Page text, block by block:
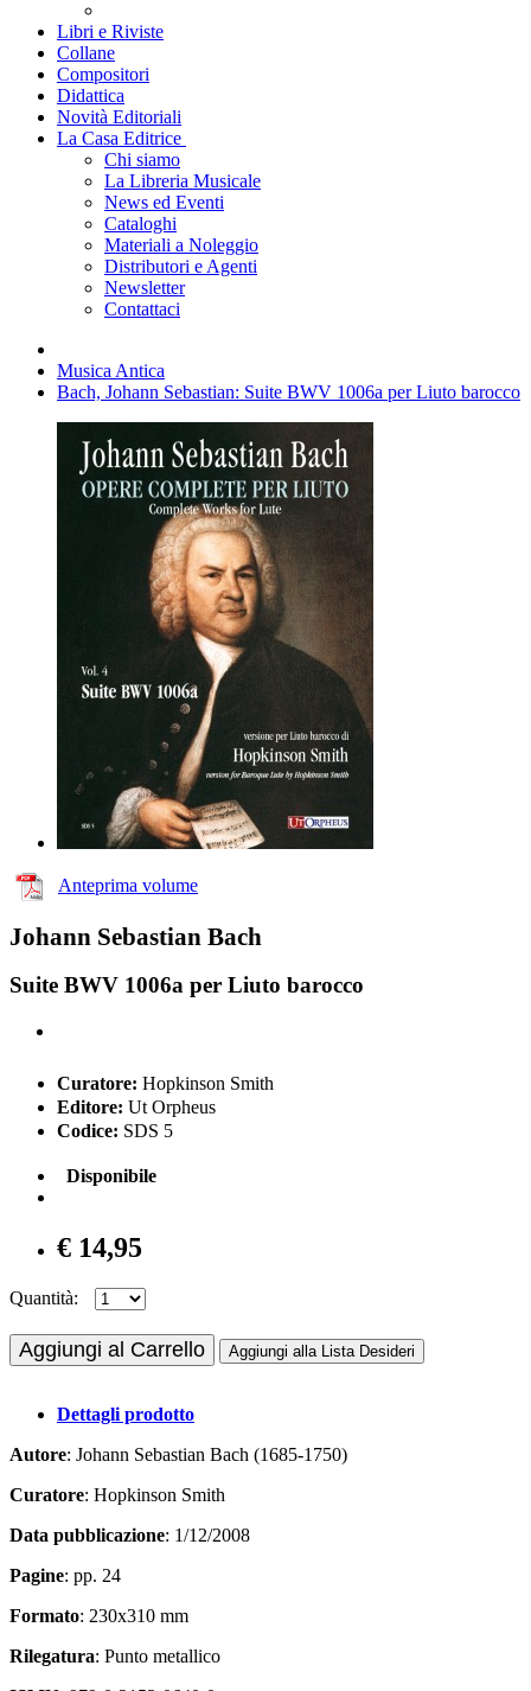
Libri e Riviste
Collane
Compositori
Didattica
Novità Editoriali
La Casa Editrice
Chi siamo
La Libreria Musicale
News ed Eventi
Cataloghi
Materiali a Noleggio
Distributori e Agenti
Newsletter
Contattaci
Musica Antica
Bach, Johann Sebastian: Suite BWV 1006a per Liuto barocco
Anteprima volume
Johann Sebastian Bach
Suite BWV 1006a per Liuto barocco
Curatore: Hopkinson Smith
Editore: Ut Orpheus
Codice: SDS 5
Disponibile
€ 14,95
Quantità:
Aggiungi al Carrello Aggiungi alla Lista Desideri
Dettagli prodotto
Autore: Johann Sebastian Bach (1685-1750)
Curatore: Hopkinson Smith
Data pubblicazione: 1/12/2008
Pagine: pp. 24
Formato: 230x310 mm
Rilegatura: Punto metallico